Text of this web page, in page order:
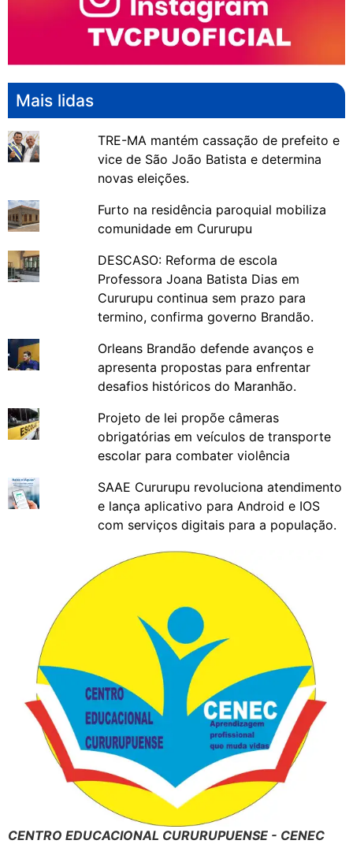
Mais lidas
TRE-MA mantém cassação de prefeito e
vice de São João Batista e determina
novas eleições.
Furto na residência paroquial mobiliza
comunidade em Cururupu
DESCASO: Reforma de escola
Professora Joana Batista Dias em
Cururupu continua sem prazo para
termino, confirma governo Brandão.
Orleans Brandão defende avanços e
apresenta propostas para enfrentar
desafios históricos do Maranhão.
Projeto de lei propõe câmeras
obrigatórias em veículos de transporte
escolar para combater violência
SAAE Cururupu revoluciona atendimento
e lança aplicativo para Android e IOS
com serviços digitais para a população.
CENTRO EDUCACIONAL CURURUPUENSE - CENEC